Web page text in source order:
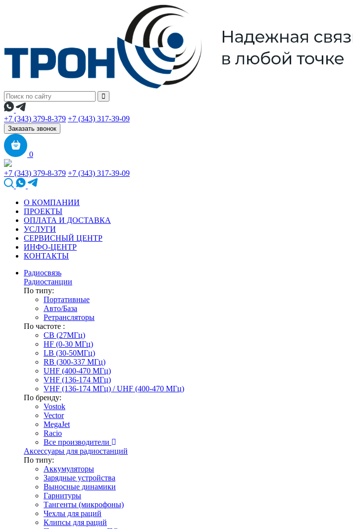
+7 (343) 379-8-379 +7 (343) 317-39-09
Заказать звонок
0
+7 (343) 379-8-379 +7 (343) 317-39-09
О КОМПАНИИ
ПРОЕКТЫ
ОПЛАТА И ДОСТАВКА
УСЛУГИ
СЕРВИСНЫЙ ЦЕНТР
ИНФО-ЦЕНТР
КОНТАКТЫ
Радиосвязь
Радиостанции
По типу:
Портативные
Авто/База
Ретрансляторы
По частоте :
CB (27МГц)
HF (0-30 МГц)
LB (30-50МГц)
RB (300-337 МГц)
UHF (400-470 МГц)
VHF (136-174 МГц)
VHF (136-174 МГц) / UHF (400-470 МГц)
По бренду:
Vostok
Vector
MegaJet
Racio
Все производители
Аксессуары для радиостанций
По типу:
Аккумуляторы
Зарядные устройства
Выносные динамики
Гарнитуры
Тангенты (микрофоны)
Чехлы для раций
Клипсы для раций